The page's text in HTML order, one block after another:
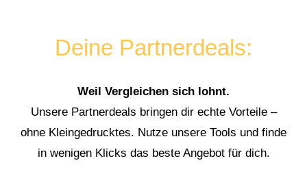
Deine Partnerdeals:
Weil Vergleichen sich lohnt.
Unsere Partnerdeals bringen dir echte Vorteile –
ohne Kleingedrucktes. Nutze unsere Tools und finde
in wenigen Klicks das beste Angebot für dich.